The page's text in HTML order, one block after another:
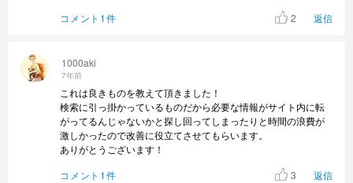
1000aki
7年前
これは良きものを教えて頂きました！
検索に引っ掛かっているものだから必要な情報がサイト内に転
がってるんじゃないかと探し回ってしまったりと時間の浪費が
激しかったので改善に役立てさせてもらいます。
ありがとうございます！
コメント1件
3 返信
コメント1件
2 返信